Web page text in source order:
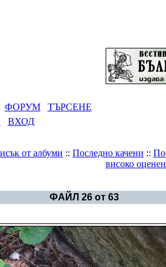
ФОРУМ
ТЪРСЕНЕ
ВХОД
от албуми :: Последно качени ::
високо
ФАЙЛ 26 от 63